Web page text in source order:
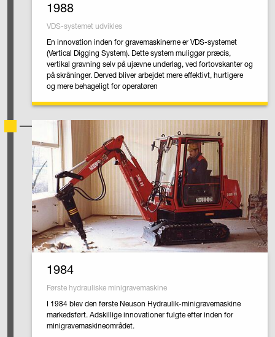
1988
VDS-systemet udvikles
En innovation inden for gravemaskinerne er VDS-systemet
(Vertical Digging System). Dette system muliggør præcis,
vertikal gravning selv på ujævne underlag, ved fortovskanter og
på skråninger. Derved bliver arbejdet mere effektivt, hurtigere
og mere behageligt for operatøren
1984
Første hydrauliske minigravemaskine
I 1984 blev den første Neuson Hydraulik-minigravemaskine
markedsført. Adskillige innovationer fulgte efter inden for
minigravemaskineområdet.